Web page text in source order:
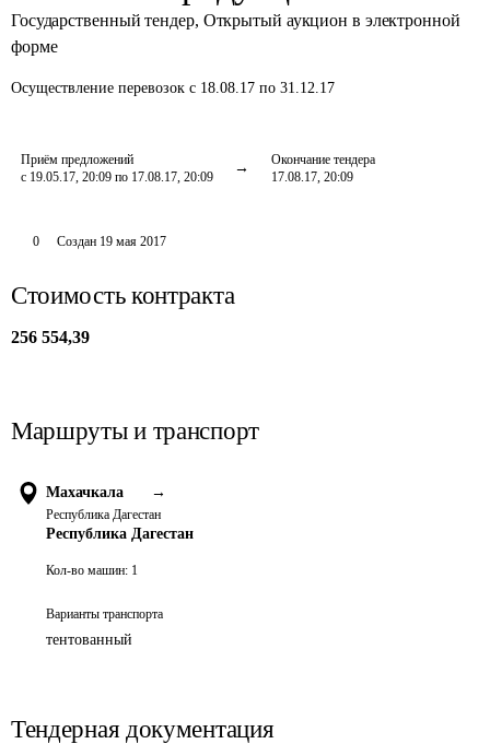
Государственный тендер, Открытый аукцион в электронной
форме
Осуществление перевозок с 18.08.17 по 31.12.17
Приём предложений
с 19.05.17, 20:09 по 17.08.17, 20:09
Окончание тендера
17.08.17, 20:09
0 Создан 19 мая 2017
Стоимость контракта
256 554,39
Маршруты и транспорт
Махачкала →
Республика Дагестан
Республика Дагестан
Кол-во машин: 1
Варианты транспорта
тентованный
Тендерная документация